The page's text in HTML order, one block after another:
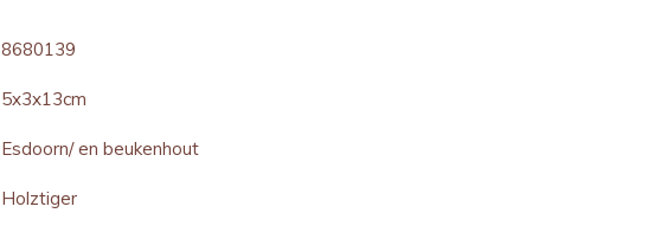
8680139
5x3x13cm
Esdoorn/ en beukenhout
Holztiger